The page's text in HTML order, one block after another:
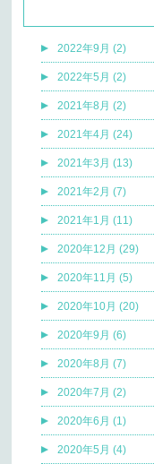
2022年9月 (2)
2022年5月 (2)
2021年8月 (2)
2021年4月 (24)
2021年3月 (13)
2021年2月 (7)
2021年1月 (11)
2020年12月 (29)
2020年11月 (5)
2020年10月 (20)
2020年9月 (6)
2020年8月 (7)
2020年7月 (2)
2020年6月 (1)
2020年5月 (4)